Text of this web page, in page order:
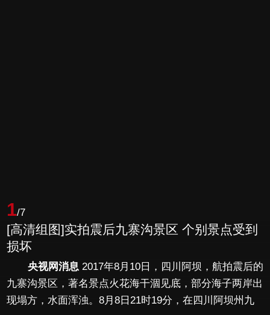
1/7
[高清组图]实拍震后九寨沟景区 个别景点受到
损坏
央视网消息2017年8月10日，四川阿坝，航拍震后的
九寨沟景区，著名景点火花海干涸见底，部分海子两岸出
现塌方，水面浑浊。8月8日21时19分，在四川阿坝州九